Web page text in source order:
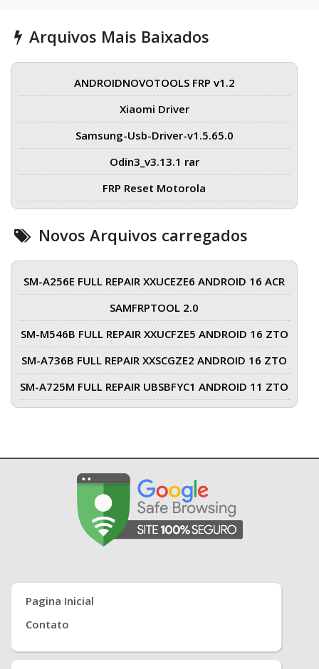
Arquivos Mais Baixados
ANDROIDNOVOTOOLS FRP v1.2
Xiaomi Driver
Samsung-Usb-Driver-v1.5.65.0
Odin3_v3.13.1 rar
FRP Reset Motorola
Novos Arquivos carregados
SM-A256E FULL REPAIR XXUCEZE6 ANDROID 16 ACR
SAMFRPTOOL 2.0
SM-M546B FULL REPAIR XXUCFZE5 ANDROID 16 ZTO
SM-A736B FULL REPAIR XXSCGZE2 ANDROID 16 ZTO
SM-A725M FULL REPAIR UBSBFYC1 ANDROID 11 ZTO
Pagina Inicial
Contato